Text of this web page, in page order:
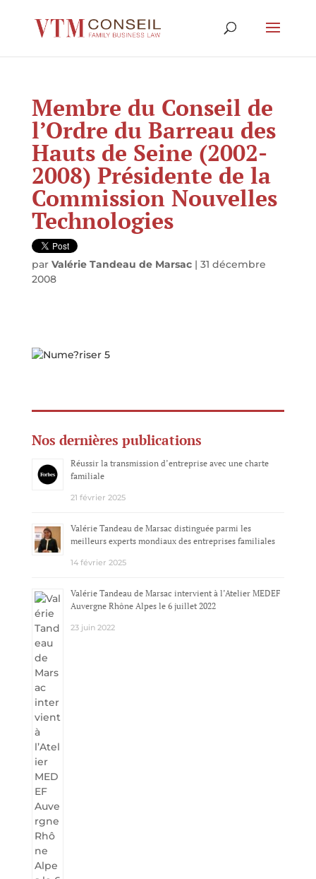
Membre du Conseil de
l’Ordre du Barreau des
Hauts de Seine (2002-
2008) Présidente de la
Commission Nouvelles
Technologies
par Valérie Tandeau de Marsac| 31 décembre
2008
Nos dernières publications
Réussir la transmission d’entreprise avec une charte
familiale
21 février 2025
Valérie Tandeau de Marsac distinguée parmi les
meilleurs experts mondiaux des entreprises familiales
14 février 2025
Valérie Tandeau de Marsac intervient à l’Atelier MEDEF
Auvergne Rhône Alpes le 6 juillet 2022
23 juin 2022